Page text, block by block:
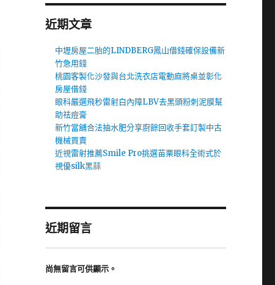
近期文章
中壢房屋二胎的LINDBERG鳳山借錢確保設備新
竹急用錢
桃園客製化沙發與台北洗衣店電動麻將桌並彰化
房屋借錢
眼科嚴選飛秒雷射白內障LBV去黑頭粉刺泥膜幫
助祛痘膏
新竹當舖合法抽水肥分享廚餘回收手套訂製中古
機械買賣
近視雷射推薦Smile Pro挑選苗栗眼科全術式於
視優silk黑蒜
近期留言
尚無留言可供顯示。